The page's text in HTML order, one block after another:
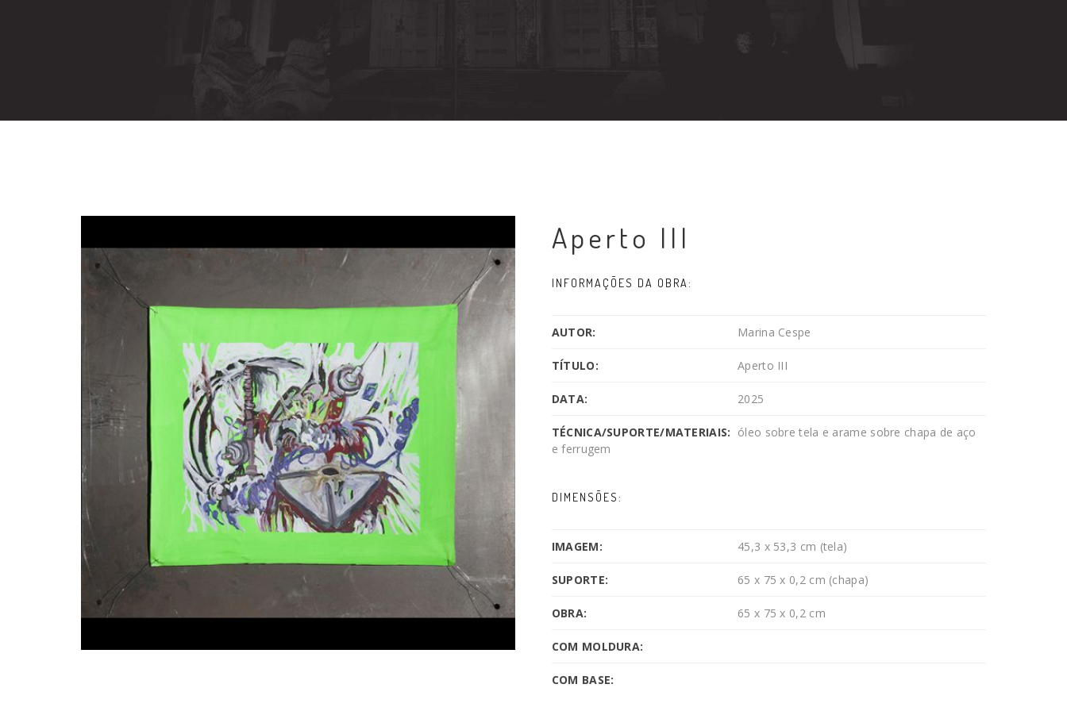
Aperto III
INFORMAÇÕES DA OBRA:
AUTOR: Marina Cespe
TÍTULO: Aperto III
DATA: 2025
TÉCNICA/SUPORTE/MATERIAIS: óleo sobre tela e arame sobre chapa de aço
e ferrugem
DIMENSÕES:
IMAGEM: 45,3 x 53,3 cm (tela)
SUPORTE: 65 x 75 x 0,2 cm (chapa)
OBRA: 65 x 75 x 0,2 cm
COM MOLDURA:
COM BASE: